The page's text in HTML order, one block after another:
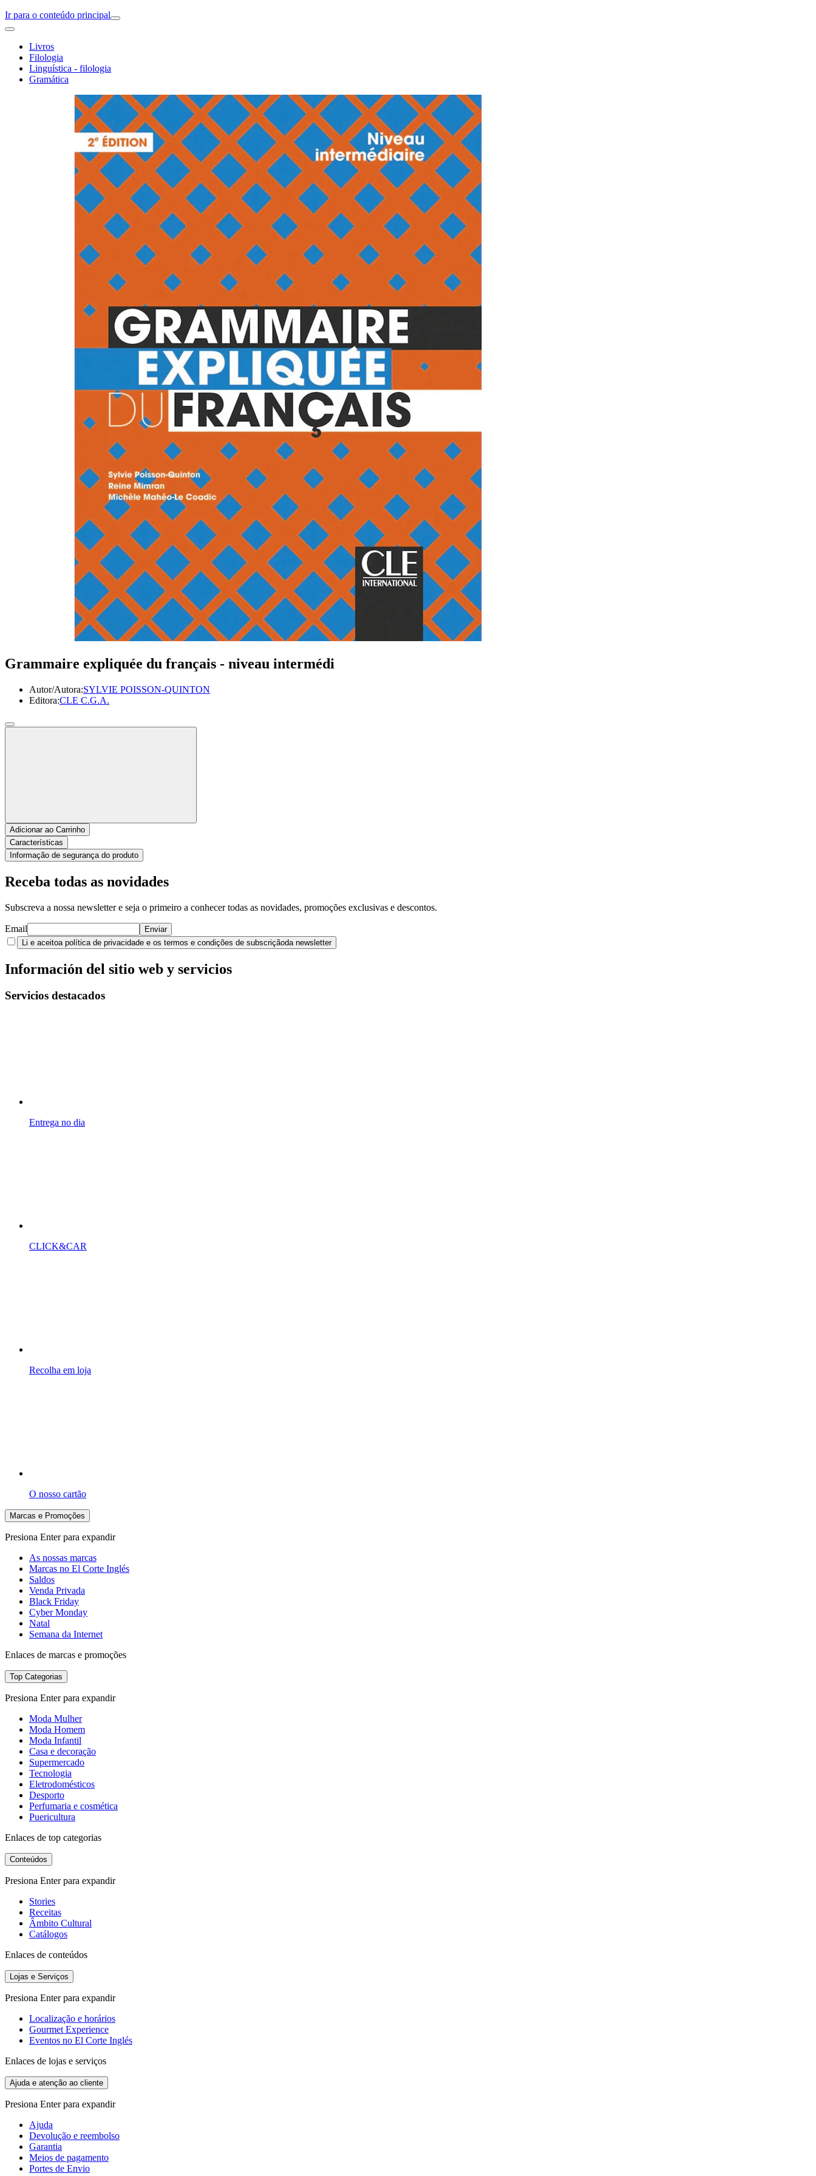
Ir para o conteúdo principal
Livros
Filologia
Linguística - filologia
Gramática
Grammaire expliquée du français - niveau intermédi
Autor/Autora:SYLVIE POISSON-QUINTON
Editora:CLE C.G.A.
Adicionar ao Carrinho
Características
Informação de segurança do produto
Receba todas as novidades
Subscreva a nossa newsletter e seja o primeiro a conhecer todas as novidades, promoções exclusivas e descontos.
Email
Enviar
Li e aceitoa política de privacidade e os termos e condições de subscriçãoda newsletter
Información del sitio web y servicios
Servicios destacados
Entrega no dia
CLICK&CAR
Recolha em loja
O nosso cartão
Marcas e Promoções
Presiona Enter para expandir
As nossas marcas
Marcas no El Corte Inglés
Saldos
Venda Privada
Black Friday
Cyber Monday
Natal
Semana da Internet
Enlaces de marcas e promoções
Top Categorias
Presiona Enter para expandir
Moda Mulher
Moda Homem
Moda Infantil
Casa e decoração
Supermercado
Tecnologia
Eletrodomésticos
Desporto
Perfumaria e cosmética
Puericultura
Enlaces de top categorias
Conteúdos
Presiona Enter para expandir
Stories
Receitas
Âmbito Cultural
Catálogos
Enlaces de conteúdos
Lojas e Serviços
Presiona Enter para expandir
Localização e horários
Gourmet Experience
Eventos no El Corte Inglés
Enlaces de lojas e serviços
Ajuda e atenção ao cliente
Presiona Enter para expandir
Ajuda
Devolução e reembolso
Garantia
Meios de pagamento
Portes de Envio